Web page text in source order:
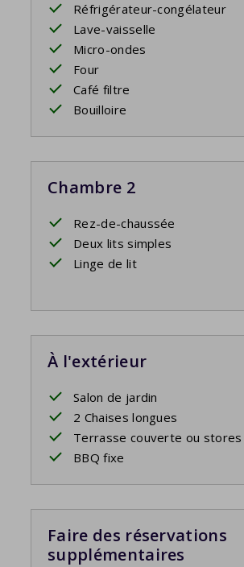
Réfrigérateur-congélateur
Lave-vaisselle
Micro-ondes
Four
Café filtre
Bouilloire
Chambre 2
Rez-de-chaussée
Deux lits simples
Linge de lit
À l'extérieur
Salon de jardin
2 Chaises longues
Terrasse couverte ou stores
BBQ fixe
Faire des réservations
supplémentaires